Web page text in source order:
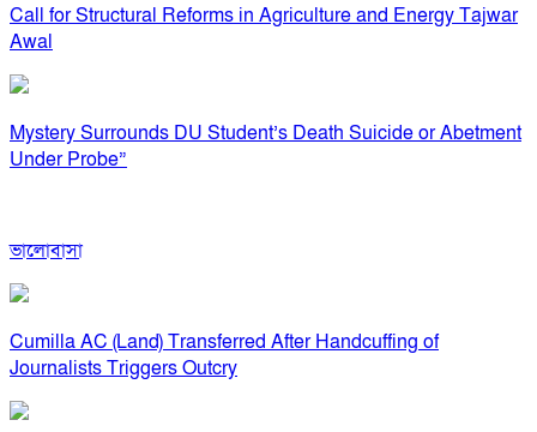
Call for Structural Reforms in Agriculture and Energy Tajwar
Awal
Mystery Surrounds DU Student’s Death Suicide or Abetment
Under Probe”
ভালোবাসা
Cumilla AC (Land) Transferred After Handcuffing of
Journalists Triggers Outcry